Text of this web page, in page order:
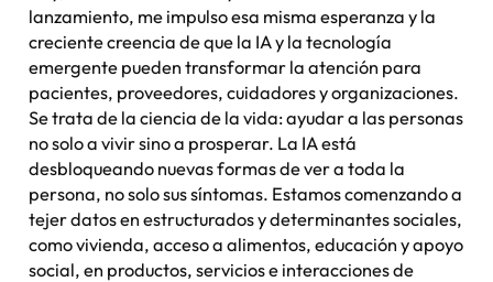
lanzamiento, me impulso esa misma esperanza y la
creciente creencia de que la IA y la tecnología
emergente pueden transformar la atención para
pacientes, proveedores, cuidadores y organizaciones.
Se trata de la ciencia de la vida: ayudar a las personas
no solo a vivir sino a prosperar. La IA está
desbloqueando nuevas formas de ver a toda la
persona, no solo sus síntomas. Estamos comenzando a
tejer datos en estructurados y determinantes sociales,
como vivienda, acceso a alimentos, educación y apoyo
social, en productos, servicios e interacciones de